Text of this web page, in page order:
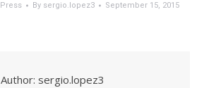
Press By sergio.lopez3 September 15, 2015
Author: sergio.lopez3